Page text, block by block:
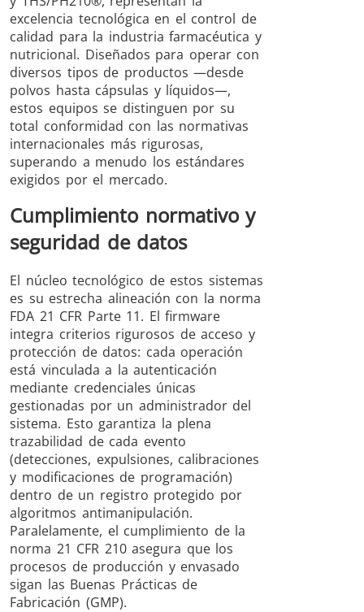
excelencia tecnológica en el control de
calidad para la industria farmacéutica y
nutricional. Diseñados para operar con
diversos tipos de productos —desde
polvos hasta cápsulas y líquidos—,
estos equipos se distinguen por su
total conformidad con las normativas
internacionales más rigurosas,
superando a menudo los estándares
exigidos por el mercado.
Cumplimiento normativo y
seguridad de datos
El núcleo tecnológico de estos sistemas
es su estrecha alineación con la norma
FDA 21 CFR Parte 11. El firmware
integra criterios rigurosos de acceso y
protección de datos: cada operación
está vinculada a la autenticación
mediante credenciales únicas
gestionadas por un administrador del
sistema. Esto garantiza la plena
trazabilidad de cada evento
(detecciones, expulsiones, calibraciones
y modificaciones de programación)
dentro de un registro protegido por
algoritmos antimanipulación.
Paralelamente, el cumplimiento de la
norma 21 CFR 210 asegura que los
procesos de producción y envasado
sigan las Buenas Prácticas de
Fabricación (GMP).